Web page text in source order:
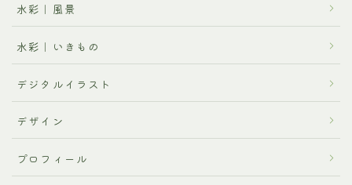
水彩｜風景
水彩｜いきもの
デジタルイラスト
デザイン
プロフィール